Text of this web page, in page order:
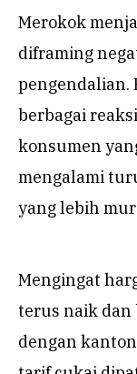
Merokok
diframing
pengendalian.
berbagai
konsumen
mengalami
yang lebih
Mengingat
terus naik dan
dengan